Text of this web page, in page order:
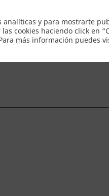
y para mostrarte
cookies haciendo click en
más información puedes